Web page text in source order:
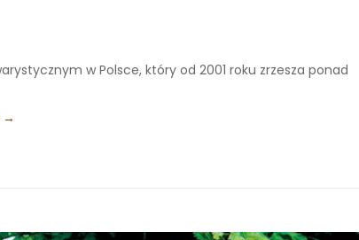
w Polsce, który od 2001 roku zrzesza ponad